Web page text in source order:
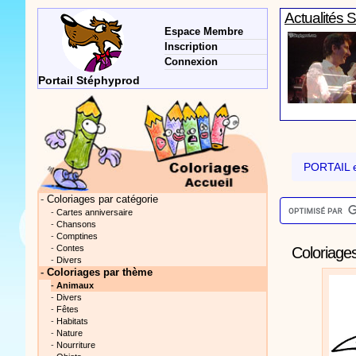
Actualités
PORTAIL
Portail Stéphyprod
Espace Membre
Inscription
Connexion
- Coloriages par catégorie
- Cartes anniversaire
- Chansons
- Comptines
- Contes
- Divers
- Coloriages par thème
- Animaux
- Divers
- Fêtes
- Habitats
- Nature
- Nourriture